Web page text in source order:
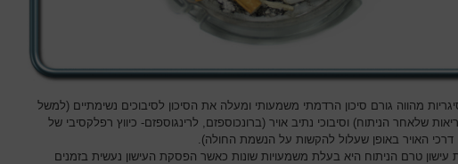
מהווה גורם סיכון הרדמתי משמעותי ומעלה את הסיכון לסיבוכים נשימתיים (למשל
שלאחר הניתוח) וסיבוכי נתיב אויר (ברונכוספזם, לרינגוספזם- כיווץ רפלקסיבי של
דרכי האויר באופן שעלול להקשות על הנשמת החולה).
טרם הניתוח היא בעלת משמעויות שונות כאשר הפסקת העישון נעשית בזמנים